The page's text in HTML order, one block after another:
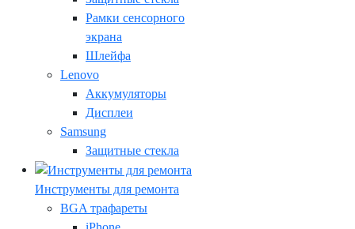
Рамки сенсорного
экрана
Шлейфа
Lenovo
Аккумуляторы
Дисплеи
Samsung
Защитные стекла
Инструменты для ремонта
BGA трафареты